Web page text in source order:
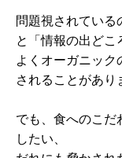
問題視されている
と「情報の出どこ
よくオーガニッ
されることがあり
でも、食へのこだ
したい、